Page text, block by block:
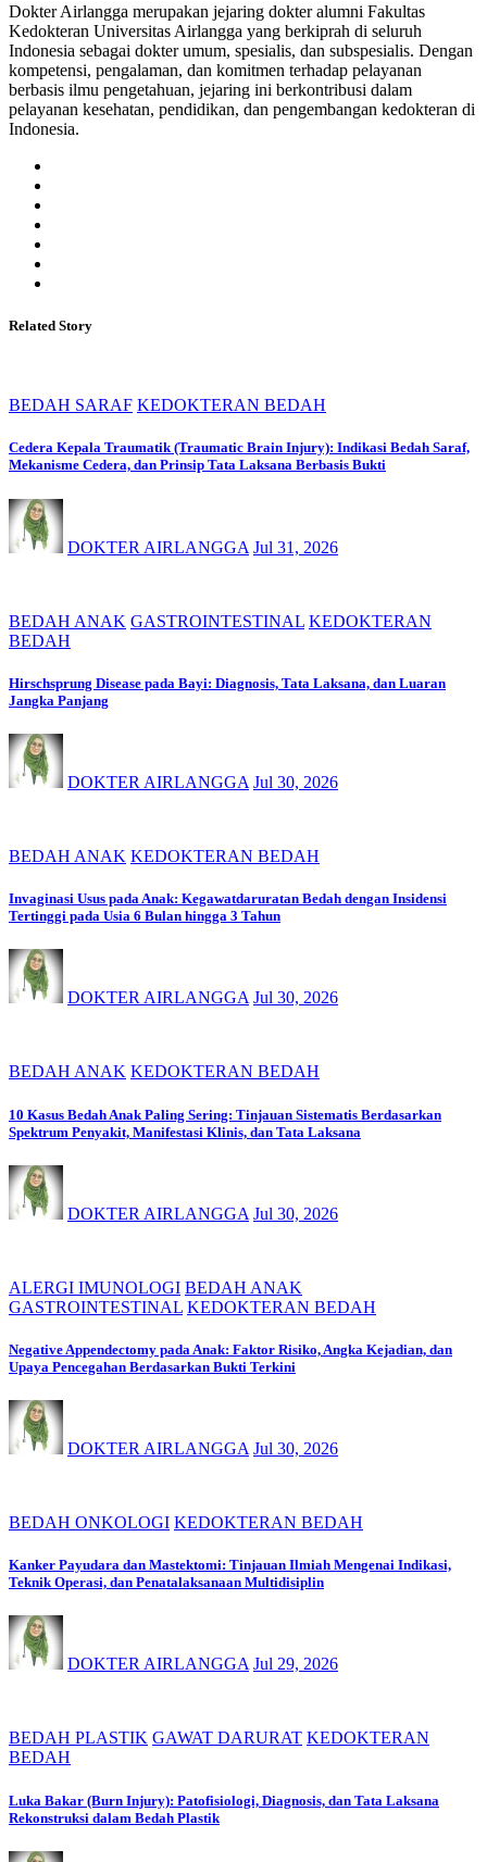
Dokter Airlangga merupakan jejaring dokter alumni Fakultas
Kedokteran Universitas Airlangga yang berkiprah di seluruh
Indonesia sebagai dokter umum, spesialis, dan subspesialis. Dengan
kompetensi, pengalaman, dan komitmen terhadap pelayanan
berbasis ilmu pengetahuan, jejaring ini berkontribusi dalam
pelayanan kesehatan, pendidikan, dan pengembangan kedokteran di
Indonesia.
Related Story
BEDAH SARAF KEDOKTERAN BEDAH
Cedera Kepala Traumatik (Traumatic Brain Injury): Indikasi Bedah Saraf,
Mekanisme Cedera, dan Prinsip Tata Laksana Berbasis Bukti
DOKTER AIRLANGGA Jul 31, 2026
BEDAH ANAK GASTROINTESTINAL KEDOKTERAN
BEDAH
Hirschsprung Disease pada Bayi: Diagnosis, Tata Laksana, dan Luaran
Jangka Panjang
DOKTER AIRLANGGA Jul 30, 2026
BEDAH ANAK KEDOKTERAN BEDAH
Invaginasi Usus pada Anak: Kegawatdaruratan Bedah dengan Insidensi
Tertinggi pada Usia 6 Bulan hingga 3 Tahun
DOKTER AIRLANGGA Jul 30, 2026
BEDAH ANAK KEDOKTERAN BEDAH
10 Kasus Bedah Anak Paling Sering: Tinjauan Sistematis Berdasarkan
Spektrum Penyakit, Manifestasi Klinis, dan Tata Laksana
DOKTER AIRLANGGA Jul 30, 2026
ALERGI IMUNOLOGI BEDAH ANAK
GASTROINTESTINAL KEDOKTERAN BEDAH
Negative Appendectomy pada Anak: Faktor Risiko, Angka Kejadian, dan
Upaya Pencegahan Berdasarkan Bukti Terkini
DOKTER AIRLANGGA Jul 30, 2026
BEDAH ONKOLOGI KEDOKTERAN BEDAH
Kanker Payudara dan Mastektomi: Tinjauan Ilmiah Mengenai Indikasi,
Teknik Operasi, dan Penatalaksanaan Multidisiplin
DOKTER AIRLANGGA Jul 29, 2026
BEDAH PLASTIK GAWAT DARURAT KEDOKTERAN
BEDAH
Luka Bakar (Burn Injury): Patofisiologi, Diagnosis, dan Tata Laksana
Rekonstruksi dalam Bedah Plastik